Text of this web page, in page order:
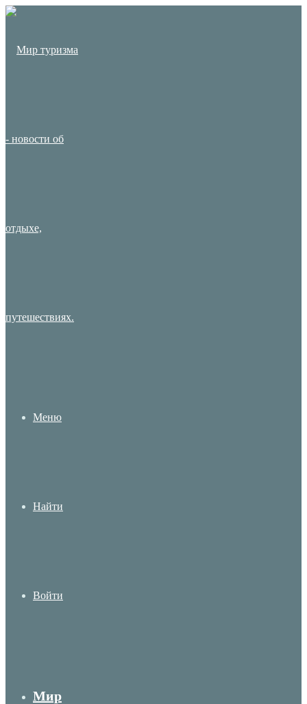
Меню
Найти
Войти
Мир